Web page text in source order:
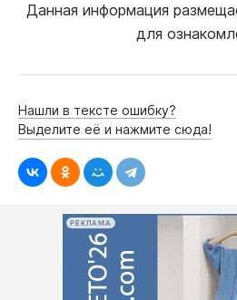
Данная информация
для
Нашли в тексте ошибку?
Выделите её и нажмите сюда!
РЕКЛАМА